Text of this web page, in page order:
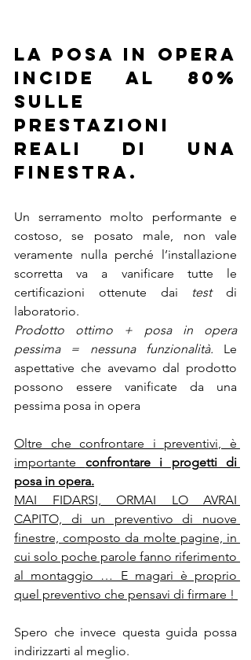
La posa in opera
incide al 80%
sulle
prestazioni
reali di una
finestra.
Un serramento molto performante e
costoso, se posato male, non vale
veramente nulla perché l’installazione
scorretta va a vanificare tutte le
certificazioni ottenute dai test di
laboratorio.
Prodotto ottimo + posa in opera
pessima = nessuna funzionalità. Le
aspettative che avevamo dal prodotto
possono essere vanificate da una
pessima posa in opera
Oltre che confrontare i preventivi, è
importante confrontare i progetti di
posa in opera.
MAI FIDARSI, ORMAI LO AVRAI
CAPITO, di un preventivo di nuove
finestre, composto da molte pagine, in
cui solo poche parole fanno riferimento
al montaggio … E magari è proprio
Spero che invece questa guida possa
indirizzarti al meglio.